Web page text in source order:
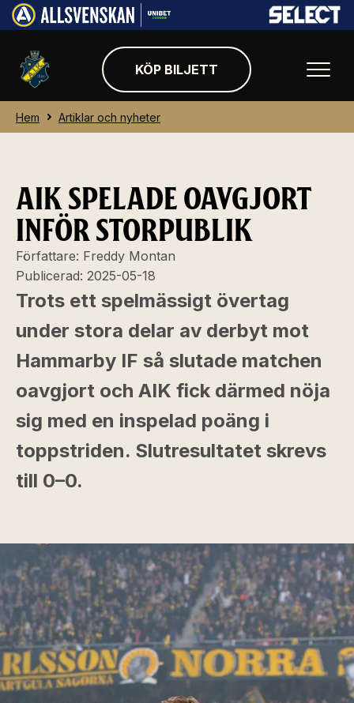
KÖP BILJETT
Hem Artiklar och nyheter
AIK SPELADE OAVGJORT
INFÖR STORPUBLIK
Författare: Freddy Montan
Publicerad: 2025-05-18
Trots ett spelmässigt övertag
under stora delar av derbyt mot
Hammarby IF så slutade matchen
oavgjort och AIK fick därmed nöja
sig med en inspelad poäng i
toppstriden. Slutresultatet skrevs
till 0–0.